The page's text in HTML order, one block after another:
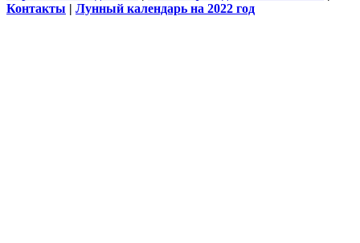
Контакты | Лунный календарь на 2022 год